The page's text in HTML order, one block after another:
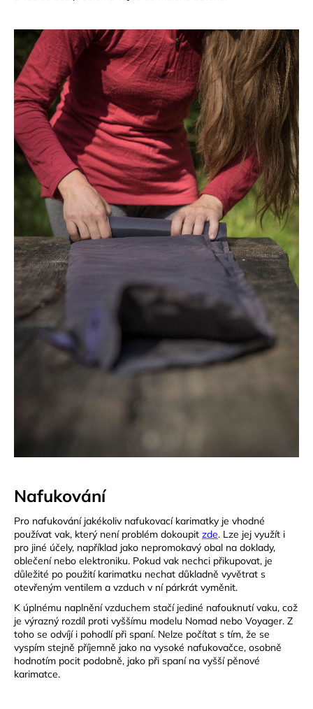
Nafukování
Pro nafukování jakékoliv nafukovací karimatky je vhodné
používat vak, který není problém dokoupit zde. Lze jej využít i
pro jiné účely, například jako nepromokavý obal na doklady,
oblečení nebo elektroniku. Pokud vak nechci přikupovat, je
důležité po použití karimatku nechat důkladně vyvětrat s
otevřeným ventilem a vzduch v ní párkrát vyměnit.
K úplnému naplnění vzduchem stačí jediné nafouknutí vaku, což
je výrazný rozdíl proti vyššímu modelu Nomad nebo Voyager. Z
toho se odvíjí i pohodlí při spaní. Nelze počítat s tím, že se
vyspím stejně příjemně jako na vysoké nafukovačce, osobně
hodnotím pocit podobně, jako při spaní na vyšší pěnové
karimatce.
Původně:
2
290
Kč